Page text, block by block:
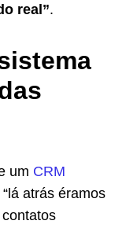
real”.
um CRM
atrás éramos